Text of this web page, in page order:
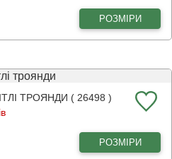
РОЗМІРИ
ТРОЯНДИ ( 26498 )
РОЗМІРИ